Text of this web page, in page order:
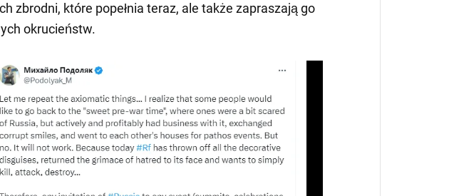
zbrodni, które popełnia teraz, ale także zapraszają go
okrucieństw.